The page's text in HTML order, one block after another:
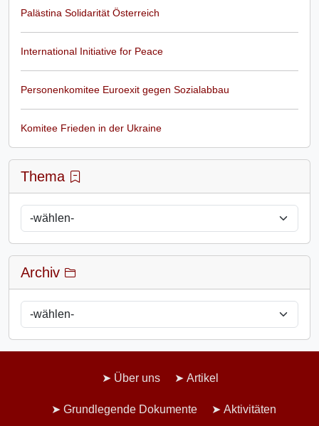
Palästina Solidarität Österreich
International Initiative for Peace
Personenkomitee Euroexit gegen Sozialabbau
Komitee Frieden in der Ukraine
Thema
Archiv
Über uns Artikel
Grundlegende Dokumente Aktivitäten